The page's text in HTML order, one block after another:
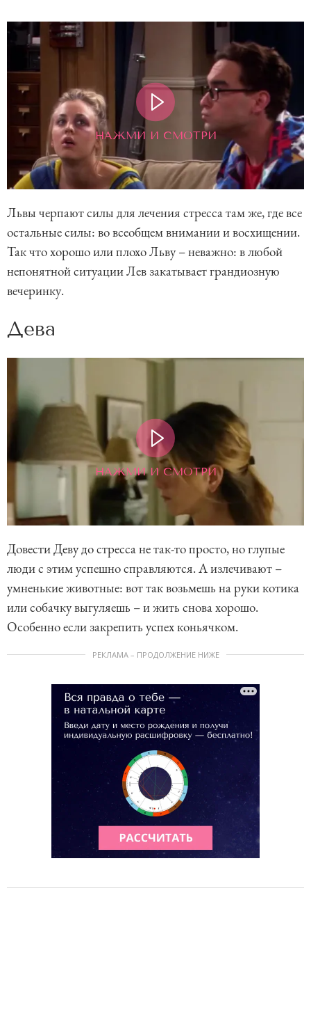
НАЖМИ И СМОТРИ
Львы черпают силы для лечения стресса там же, где все
остальные силы: во всеобщем внимании и восхищении.
Так что хорошо или плохо Льву – неважно: в любой
непонятной ситуации Лев закатывает грандиозную
вечеринку.
Дева
НАЖМИ И СМОТРИ
Довести Деву до стресса не так-то просто, но глупые
люди с этим успешно справляются. А излечивают –
умненькие животные: вот так возьмешь на руки котика
или собачку выгуляешь – и жить снова хорошо.
Особенно если закрепить успех коньячком.
РЕКЛАМА – ПРОДОЛЖЕНИЕ НИЖЕ